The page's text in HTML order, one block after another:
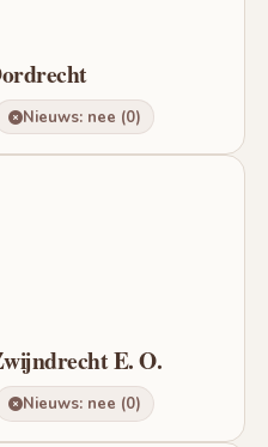
Nieuws: nee (0)
E. O.
Nieuws: nee (0)